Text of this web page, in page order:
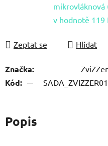
mikrovláknová
v hodnotě 119
Zeptat se Hlídat
Značka: ZviZZer
Kód: SADA_ZVIZZER01
Popis